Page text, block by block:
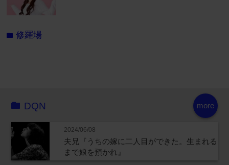
folder修羅場
more
DQN
2024/06/08
夫兄『うちの嫁に二人目ができた。生まれる
まで娘を預かれ』